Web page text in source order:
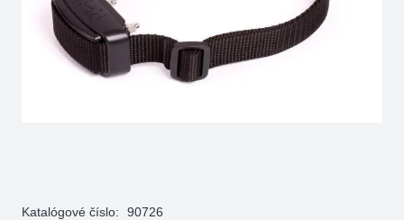
Katalógové číslo: 90726